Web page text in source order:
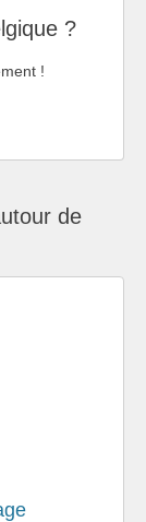
?
!
de